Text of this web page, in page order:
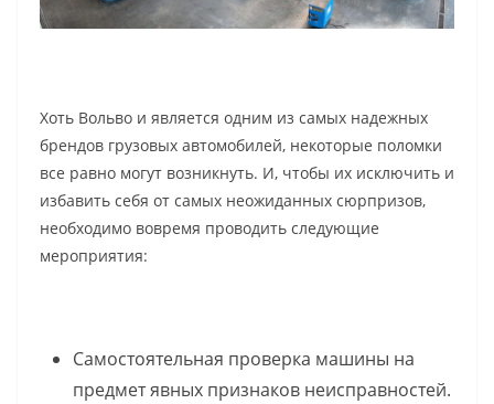
Хоть Вольво и является одним из самых надежных
брендов грузовых автомобилей, некоторые поломки
все равно могут возникнуть. И, чтобы их исключить и
избавить себя от самых неожиданных сюрпризов,
необходимо вовремя проводить следующие
мероприятия:
Самостоятельная проверка машины на
предмет явных признаков неисправностей.